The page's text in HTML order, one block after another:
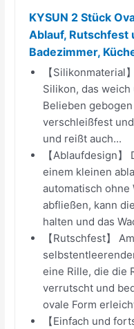
KYSUN 2 Stück
Ablauf, Rutschfest
Badezimmer,
【Silikonmaterial
Silikon, das
Belieben
verschleißfest
und reißt auch...
【Ablaufdesign
einem kleinen
automatisch ohne
abfließen, kann
halten und das
【Rutschfest】
eine Rille, die die
verrutscht und
ovale Form
【Einfach und